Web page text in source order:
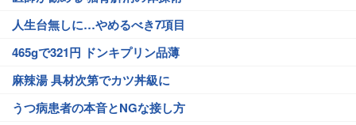
人生台無しに…やめるべき7項目
465gで321円 ドンキプリン品薄
麻辣湯 具材次第でカツ丼級に
うつ病患者の本音とNGな接し方